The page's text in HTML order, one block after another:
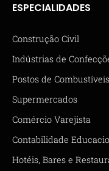
ESPECIALIDADES
Construção Civil
Indústrias de
Postos de Combustíveis
Supermercados
Comércio Varejista
Contabilidade
Hotéis, Bares e